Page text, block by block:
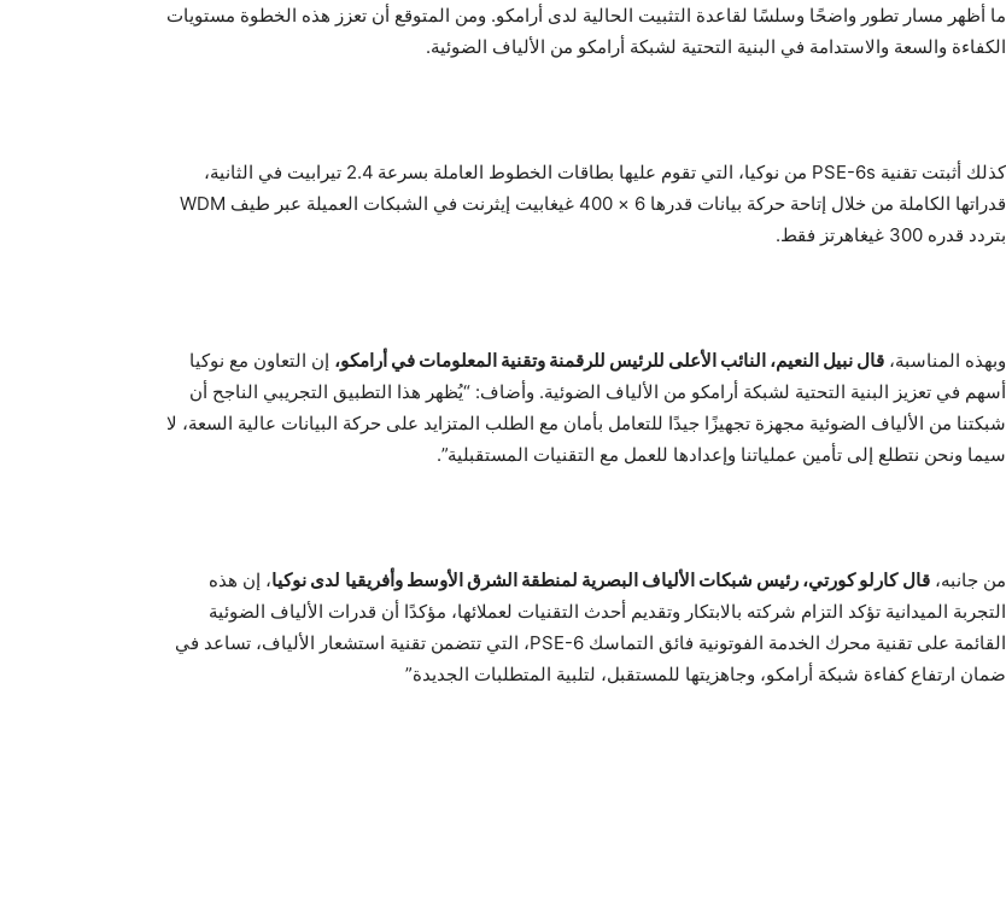
ما أظهر مسار تطور واضحًا وسلسًا لقاعدة التثبيت الحالية لدى أرامكو. ومن المتوقع أن تعزز هذه الخطوة مستويات
الكفاءة والسعة والاستدامة في البنية التحتية لشبكة أرامكو من الألياف الضوئية.
كذلك أثبتت تقنية PSE-6s من نوكيا، التي تقوم عليها بطاقات الخطوط العاملة بسرعة 2.4 تيرابيت في الثانية،
قدراتها الكاملة من خلال إتاحة حركة بيانات قدرها 6 × 400 غيغابيت إيثرنت في الشبكات العميلة عبر طيف WDM
بتردد قدره 300 غيغاهرتز فقط.
وبهذه المناسبة، قال نبيل النعيم، النائب الأعلى للرئيس للرقمنة وتقنية المعلومات في أرامكو، إن التعاون مع نوكيا
أسهم في تعزيز البنية التحتية لشبكة أرامكو من الألياف الضوئية. وأضاف: “يُظهر هذا التطبيق التجريبي الناجح أن
شبكتنا من الألياف الضوئية مجهزة تجهيزًا جيدًا للتعامل بأمان مع الطلب المتزايد على حركة البيانات عالية السعة، لا
سيما ونحن نتطلع إلى تأمين عملياتنا وإعدادها للعمل مع التقنيات المستقبلية”.
من جانبه، قال كارلو كورتي، رئيس شبكات الألياف البصرية لمنطقة الشرق الأوسط وأفريقيا لدى نوكيا، إن هذه
التجربة الميدانية تؤكد التزام شركته بالابتكار وتقديم أحدث التقنيات لعملائها، مؤكدًا أن قدرات الألياف الضوئية
القائمة على تقنية محرك الخدمة الفوتونية فائق التماسك PSE-6، التي تتضمن تقنية استشعار الألياف، تساعد في
ضمان ارتفاع كفاءة شبكة أرامكو، وجاهزيتها للمستقبل، لتلبية المتطلبات الجديدة”